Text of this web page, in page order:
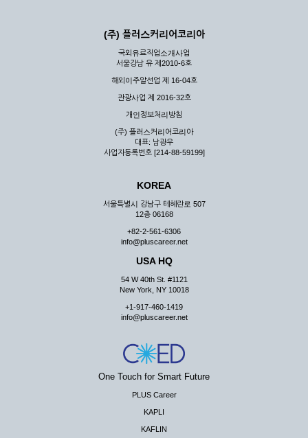
(주) 플러스커리어코리아
국외유료직업소개사업
서울강남 유 제2010-6호
해외이주알선업 제 16-04호
관광사업 제 2016-32호
개인정보처리방침
(주) 플러스커리어코리아
대표: 남광우
사업자등록번호 [214-88-59199]
KOREA
서울특별시 강남구 테헤란로 507
12층 06168
+82-2-561-6306
info@pluscareer.net
USA HQ
54 W 40th St. #1121
New York, NY 10018
+1-917-460-1419
info@pluscareer.net
One Touch for Smart Future
PLUS Career
KAPLI
KAFLIN